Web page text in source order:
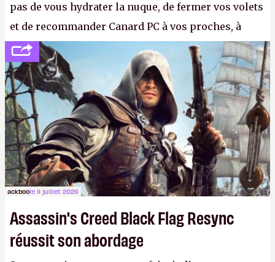
pas de vous hydrater la nuque, de fermer vos volets
et de recommander Canard PC à vos proches, à
votre famille et aux inconnus que vous croisez
dans la rue. Bon été à tous ! –ER.
ackboole 11 juillet 2026
Assassin's Creed Black Flag Resync
réussit son abordage